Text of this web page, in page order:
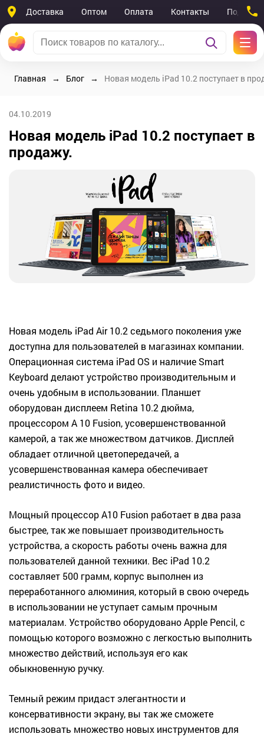
Доставка Оптом Оплата Контакты
Главная Блог Новая модель iPad 10.2 поступает в
04.10.2019
Новая модель iPad 10.2 поступает в
продажу.
Новая модель iPad Air 10.2 седьмого поколения уже
доступна для пользователей в магазинах компании.
Операционная система iPad OS и наличие Smart
Keyboard делают устройство производительным и
очень удобным в использовании. Планшет
оборудован дисплеем Retina 10.2 дюйма,
процессором A 10 Fusion, усовершенствованной
камерой, а так же множеством датчиков. Дисплей
обладает отличной цветопередачей, а
усовершенствованная камера обеспечивает
реалистичность фото и видео.
Мощный процессор A10 Fusion работает в два раза
быстрее, так же повышает производительность
устройства, а скорость работы очень важна для
пользователей данной техники. Вес iPad 10.2
составляет 500 грамм, корпус выполнен из
переработанного алюминия, который в свою очередь
в использовании не уступает самым прочным
материалам. Устройство оборудовано Apple Pencil, с
помощью которого возможно с легкостью выполнить
множество действий, используя его как
обыкновенную ручку.
Темный режим придаст элегантности и
консервативности экрану, вы так же сможете
использовать множество новых инструментов для